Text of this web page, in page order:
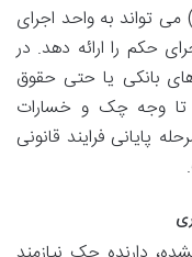
تواند بهواحد اجرای
حکم را ارائه دهد. در
بانکی یا حتی حقوق
تا وجه چک و خسارات
پایانی فرایند قانونی